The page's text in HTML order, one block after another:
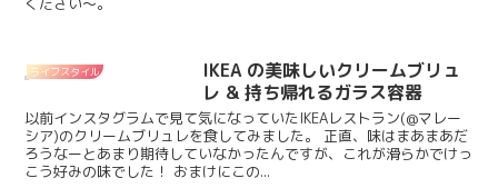
ライフスタイル
IKEA の美味しいクリームブリュ
レ & 持ち帰れるガラス容器
以前インスタグラムで見て気になっていたIKEAレストラン(@マレー
シア)のクリームブリュレを食してみました。 正直、味はまあまあだ
ろうなーとあまり期待していなかったんですが、これが滑らかでけっ
こう好みの味でした！ おまけにこの...